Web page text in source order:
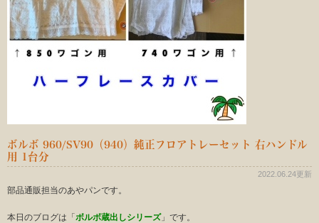
ボルボ 960/SV90（940）純正フロアトレーセット 右ハンドル
用 1台分
2022.06.24更新
部品通販担当のあやパンです。
本日のブログは「 ボルボ蔵出しシリーズ」です。